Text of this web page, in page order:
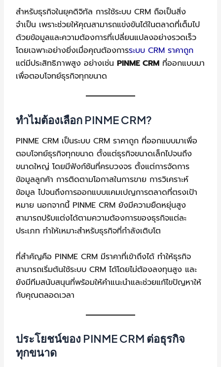
สำหรับธุรกิจในยุคดิจิทัล การใช้ระบบ CRM ถือเป็นสิ่ง
จำเป็น เพราะช่วยให้คุณสามารถแข่งขันได้ในตลาดที่เต็มไป
ด้วยข้อมูลและความต้องการที่เปลี่ยนแปลงอย่างรวดเร็ว
โดยเฉพาะอย่างยิ่งเมื่อคุณต้องการระบบ CRM ราคาถูก
แต่มีประสิทธิภาพสูง อย่างเช่นPINME CRM ที่ออกแบบมา
เพื่อตอบโจทย์ธุรกิจทุกขนาด
ทำไมต้องเลือก PINME CRM?
PINME CRM เป็นระบบ CRM ราคาถูก ที่ออกแบบมาเพื่อ
ตอบโจทย์ธุรกิจทุกขนาด ตั้งแต่ธุรกิจขนาดเล็กไปจนถึง
ขนาดใหญ่ โดยมีฟังก์ชันที่ครบวงจร ตั้งแต่การจัดการ
ข้อมูลลูกค้า การติดตามโอกาสในการขาย การวิเคราะห์
ข้อมูล ไปจนถึงการออกแบบแคมเปญการตลาดที่ตรงเป้า
หมาย นอกจากนี้ PINME CRM ยังมีความยืดหยุ่นสูง
สามารถปรับแต่งได้ตามความต้องการของธุรกิจแต่ละ
ประเภท ทำให้เหมาะสำหรับธุรกิจที่กำลังเติบโต
ที่สำคัญคือ PINME CRM มีราคาที่เข้าถึงได้ ทำให้ธุรกิจ
สามารถเริ่มต้นใช้ระบบ CRM ได้โดยไม่ต้องลงทุนสูง และ
ยังมีทีมสนับสนุนที่พร้อมให้คำแนะนำและช่วยแก้ไขปัญหาให้
กับคุณตลอดเวลา
ประโยชน์ของ PINME CRM ต่อธุรกิจ
ทุกขนาด